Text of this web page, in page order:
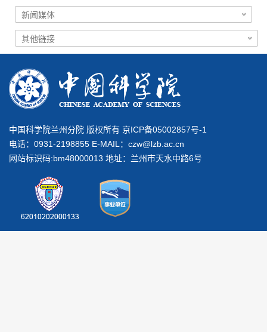
中国科学院兰州分院 版权所有 京ICP备05002857号-1
电话：0931-2198855 E-MAIL： czw@lzb.ac.cn
网站标识码:bm48000013 地址：兰州市天水中路6号